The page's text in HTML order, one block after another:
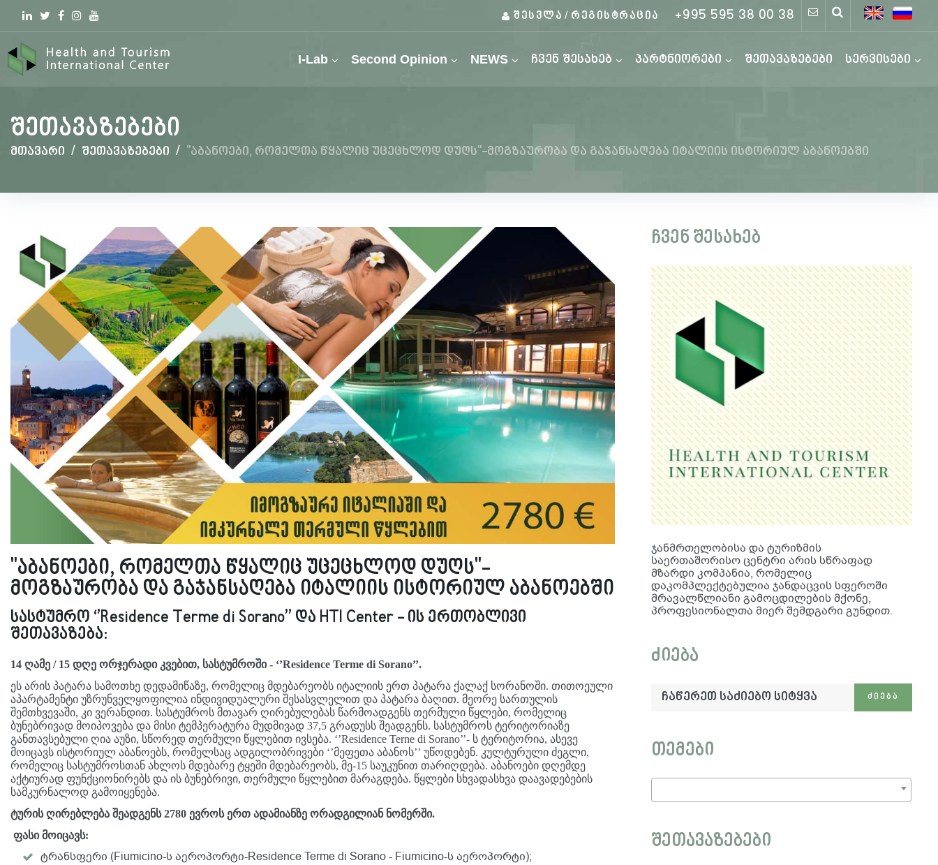
Linkedin
TwitterFacebook
Instagram
youtube
შესვლა / რეგისტრაცია +995 595 38 00 38
I-Lab Second Opinion NEWS ჩვენ შესახებ პარტნიორები შეთავაზებები სერვისები
შეთავაზებები
მთავარი / შეთავაზებები / ''აბანოები, რომელთა წყალიც უცეცხლოდ დუღს''-მოგზაურობა და გაჯანსაღება იტალიის ისტორიულ აბანოებში
''აბანოები, რომელთა წყალიც უცეცხლოდ დუღს''-
მოგზაურობა და გაჯანსაღება იტალიის ისტორიულ აბანოებში
სასტუმრო ‘’Residence Terme di Sorano’’ და HTI Center - ის ერთობლივი
შეთავაზება:
14 ღამე / 15 დღე ორჯერადი კვებით, სასტუმროში - ‘’Residence Terme di Sorano’’.
ეს არის პატარა სამოთხე დედამიწაზე, რომელიც მდებარეობს იტალიის ერთ პატარა ქალაქ სორანოში. თითოეული
აპარტამენტი უზრუნველყოფილია ინდივიდუალური შესასვლელით და პატარა ბაღით. მეორე სართულის
შემთხვევაში, კი ვერანდით. სასტუმროს მთავარ ღირებულებას წარმოადგენს თერმული წყლები, რომელიც
ბუნებრივად მოიპოვება და მისი ტემპერატურა მუდმივად 37,5 გრადუსს შეადგენს. სასტუმროს ტერიტორიაზე
განთავსებული ღია აუზი, სწორედ თერმული წყლებით ივსება. ‘’Residence Terne di Sorano’’- ს ტერიტორია, ასევე
მოიცავს ისტორიულ აბანოებს, რომელსაც ადგილობრივები ‘’მეფეთა აბანოს’’ უწოდებენ. კულტურული ძეგლი,
რომელიც სასტუმროსთან ახლოს მდებარე ტყეში მდებარეობს, მე-15 საუკუნით თარიღდება. აბანოები დღემდე
აქტიურად ფუნქციონირებს და ის ბუნებრივი, თერმული წყლებით მარაგდება. წყლები სხვადასხვა დაავადებების
სამკურნალოდ გამოიყენება.
ტურის ღირებლება შეადგენს 2780 ევროს ერთ ადამიანზე ორადგილიან ნომერში.
ფასი მოიცავს:
ტრანსფერი (Fiumicino-ს აეროპორტი-Residence Terme di Sorano - Fiumicino-ს აეროპორტი);
ჩვენ შესახებ
ჯანმრთელობისა და ტურიზმის
საერთაშორისო ცენტრი არის სწრაფად
მზარდი კომპანია, რომელიც
დაკომპლექტებულია ჯანდაცვის სფეროში
მრავალწლიანი გამოცდილების მქონე,
პროფესიონალთა მიერ შემდგარი გუნდით.
ძიება
ჩაწერეთ
საძიებო
ᲫᲘᲔᲑᲐ
თემები
შეთავაზებები